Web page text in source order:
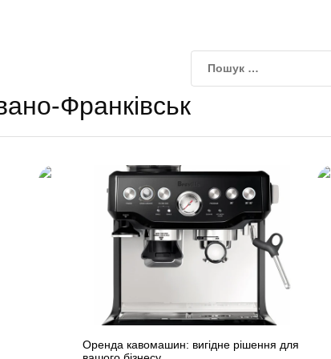
Франківськ
Оренда кавомашин: вигідне рішення для